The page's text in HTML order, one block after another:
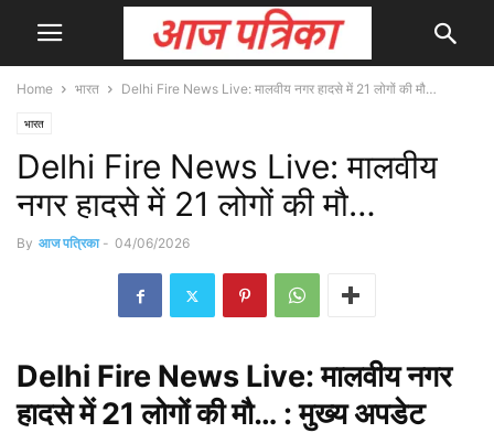
Home भारत Delhi Fire News Live: मालवीय नगर हादसे में 21 लोगों की मौ…
भारत
Delhi Fire News Live: मालवीय
नगर हादसे में 21 लोगों की मौ…
By आज पत्रिका - 04/06/2026
Delhi Fire News Live: मालवीय नगर
हादसे में 21 लोगों की मौ… : मुख्यअपडेट